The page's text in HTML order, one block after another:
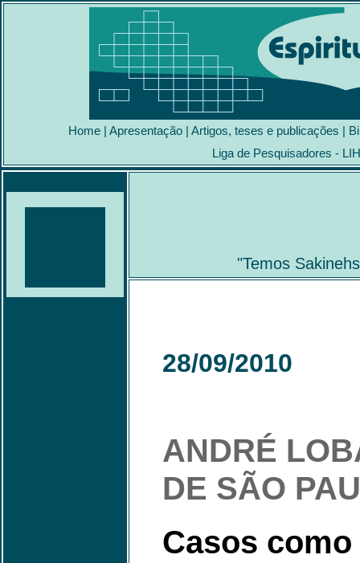
Home | Apresentação | Artigos, teses e publicações |
Liga de Pesquisadores -
"Temos
28/09/2010
ANDRÉ
DE SÃO
Casos